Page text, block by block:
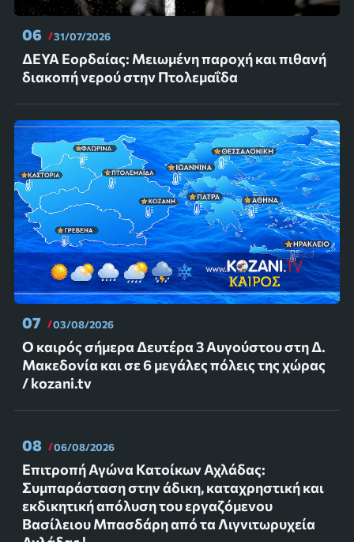
06 31/07/2026
ΔΕΥΑ Εορδαίας: Μειωμένη παροχή και πιθανή
διακοπή νερού στην Πτολεμαΐδα
07 03/08/2026
Ο καιρός σήμερα Δευτέρα 3 Αυγούστου στη Δ.
Μακεδονία και σε 6 μεγάλες πόλεις της χώρας
/ kozani.tv
08 06/08/2026
Επιτροπή Αγώνα Κατοίκων Αχλάδας:
Συμπαράσταση στην άδικη, καταχρηστική και
εκδικητική απόλυση του εργαζόμενου
Βασίλειου Μπασδάρη από τα Λιγνιτωρυχεία